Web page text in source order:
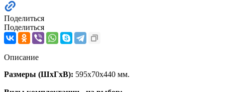
Поделиться
Поделиться
Описание
Размеры (ШхГхВ): 595х70х440 мм.